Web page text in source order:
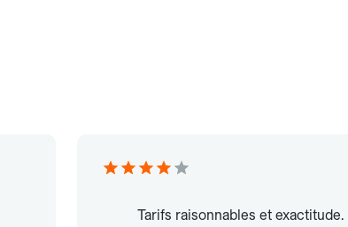
Tarifs raisonnables et exactitude.